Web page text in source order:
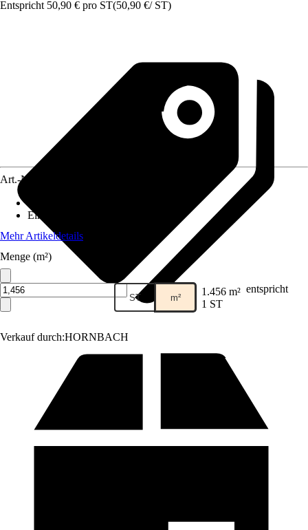
Entspricht 50,90 € pro ST(50,90 €/ ST)
Verkauf durch:HORNBACH
Art.-Nr.
Einsatzbereich
Mehr Artikeldetails
Menge (m²)
ST m² 1.456 m² entspricht
1 ST